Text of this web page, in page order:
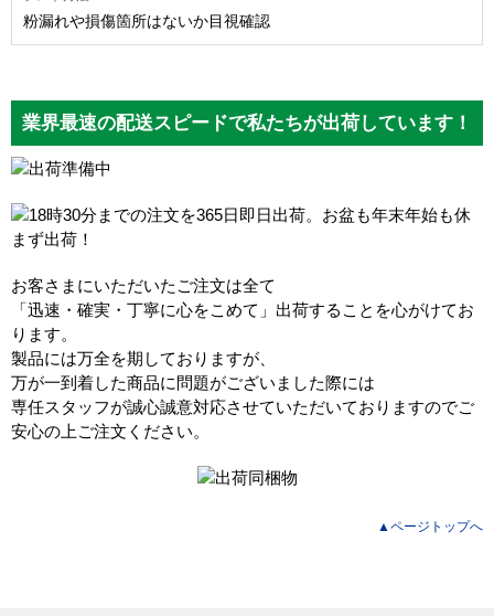
粉漏れや損傷箇所はないか目視確認
業界最速の配送スピードで私たちが出荷しています！
お客さまにいただいたご注文は全て
「迅速・確実・丁寧に心をこめて」出荷することを心がけてお
ります。
製品には万全を期しておりますが、
万が一到着した商品に問題がございました際には
専任スタッフが誠心誠意対応させていただいておりますのでご
安心の上ご注文ください。
▲ページトップへ